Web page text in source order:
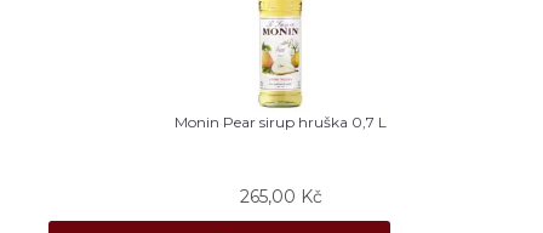
Monin Pear sirup hruška 0,7 L
265,00 Kč